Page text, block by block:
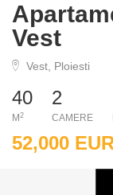
Vest
Vest, Ploiesti
40
M 2
2
CAMERE
52,000 EUR